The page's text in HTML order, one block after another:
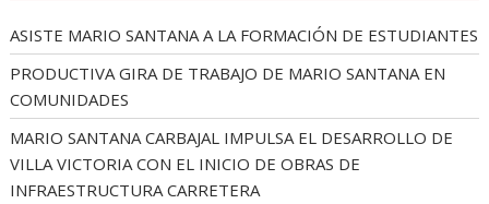
ASISTE MARIO SANTANA A LA FORMACIÓN DE ESTUDIANTES
PRODUCTIVA GIRA DE TRABAJO DE MARIO SANTANA EN
COMUNIDADES
MARIO SANTANA CARBAJAL IMPULSA EL DESARROLLO DE
VILLA VICTORIA CON EL INICIO DE OBRAS DE
INFRAESTRUCTURA CARRETERA